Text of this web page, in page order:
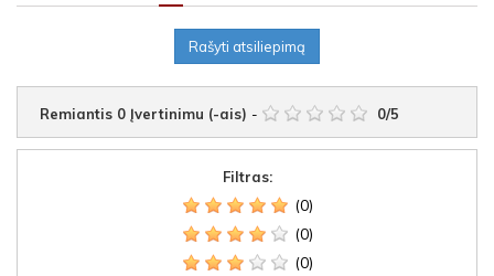
Rašyti atsiliepimą
Remiantis 0 Įvertinimu (-ais) - 0/5
Filtras:
(0)
(0)
(0)